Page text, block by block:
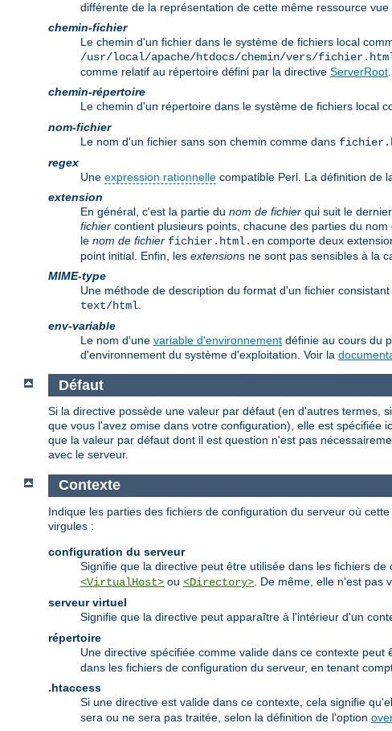
différente de la représentation de cette même ressource vue
chemin-fichier
Le chemin d'un fichier dans le système de fichiers local
/usr/local/apache/htdocs/chemin/vers/
comme relatif au répertoire défini par la directive ServerRoot
chemin-répertoire
Le chemin d'un répertoire dans le système de fichiers local
nom-fichier
Le nom d'un fichier sans son chemin comme dans
regex
Une expression rationnelle compatible Perl. La définition de
extension
En général, c'est la partie du nom de fichier qui suit le
fichier contient plusieurs points, chacune des parties du
le nom de fichier fichier.html.en comporte deux
point initial. Enfin, les extensions ne sont pas sensibles à la
MIME-type
Une méthode de description du format d'un fichier
text/html
env-variable
Le nom d'une variable d'environnement définie au cours du
d'environnement du système d'exploitation. Voir la
Défaut
Si la directive possède une valeur par défaut (en d'autres termes,
que vous l'avez omise dans votre configuration), elle est spécifiée
que la valeur par défaut dont il est question n'est pas
avec le serveur.
Contexte
Indique les parties des fichiers de configuration du serveur où
virgules :
configuration du serveur
Signifie que la directive peut être utilisée dans les fichiers
<VirtualHost> ou <Directory> . De même, elle n'est pas
serveur virtuel
Signifie que la directive peut apparaître à l'intérieur d'un
répertoire
Une directive spécifiée comme valide dans ce contexte
dans les fichiers de configuration du serveur, en tenant
.htaccess
Si une directive est valide dans ce contexte, cela signifie
sera ou ne sera pas traitée, selon la définition de l'option